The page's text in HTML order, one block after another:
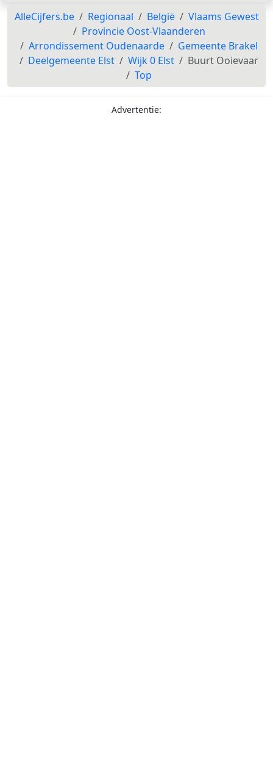
AlleCijfers.be Regionaal België
Vlaams Gewest
Provincie Oost-Vlaanderen
Arrondissement Oudenaarde
Gemeente Brakel
Deelgemeente Elst
Wijk 0 Elst
Buurt Ooievaar
Top
Advertentie: